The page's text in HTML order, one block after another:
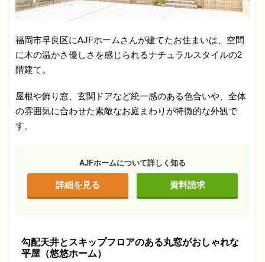
福岡市早良区にAJFホームさんが建てたお住まいは、空間
に木の温かさ優しさを感じられるナチュラルスタイルの2
階建て。
屋根や飾り窓、玄関ドアなど統一感のある色合いや、全体
の雰囲気に合わせた素敵なお庭まわりが特徴的な外観で
す。
AJFホームについて詳しく知る
詳細を見る 資料請求
勾配天井とスキップフロアのある丸窓がおしゃれな
平屋（悠悠ホーム）